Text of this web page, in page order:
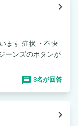
navigate_next
・不快
ーンズのボタンが
3名が回答
navigate_next